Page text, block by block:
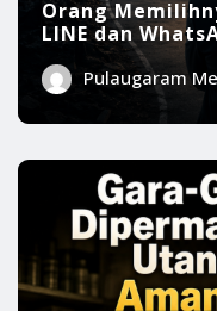
BELAJAR BISNIS